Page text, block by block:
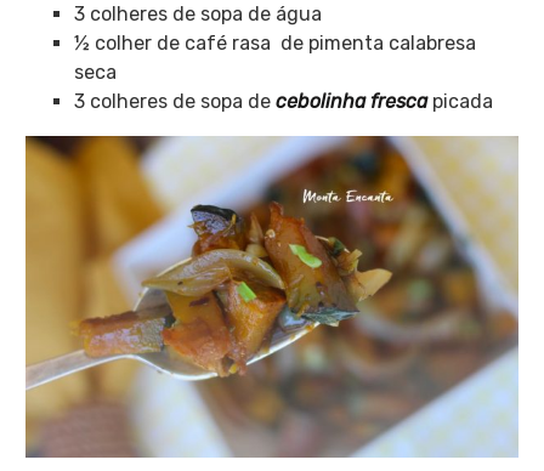
3 colheres de sopa de água
½ colher de café rasa de pimenta calabresa
seca
3 colheres de sopa de cebolinha frescapicada